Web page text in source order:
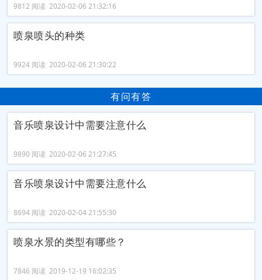
9812 阅读 2020-02-06 21:32:16
喷泉喷头的种类
9924 阅读 2020-02-06 21:30:22
有问有答
音乐喷泉设计中需要注意什么
9890 阅读 2020-02-06 21:27:45
音乐喷泉设计中需要注意什么
8694 阅读 2020-02-04 21:55:30
喷泉水景的类型有哪些？
7846 阅读 2019-12-19 16:02:35